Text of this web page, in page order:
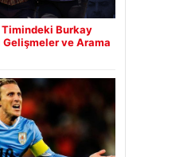
Timindeki Burkay
Gelişmeler ve Arama